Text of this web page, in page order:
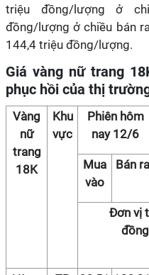
triệu đồng/lượng ở
đồng/lượng ở chiều bán
144,4 triệu đồng/lượng.
Giá vàng nữ trang
phục hồi của thị
Vàng
nữ
trang
18K
Khu
vực
Phiên hôm
nay 12/6
Mua
vào
Bán ra
Đơn vị